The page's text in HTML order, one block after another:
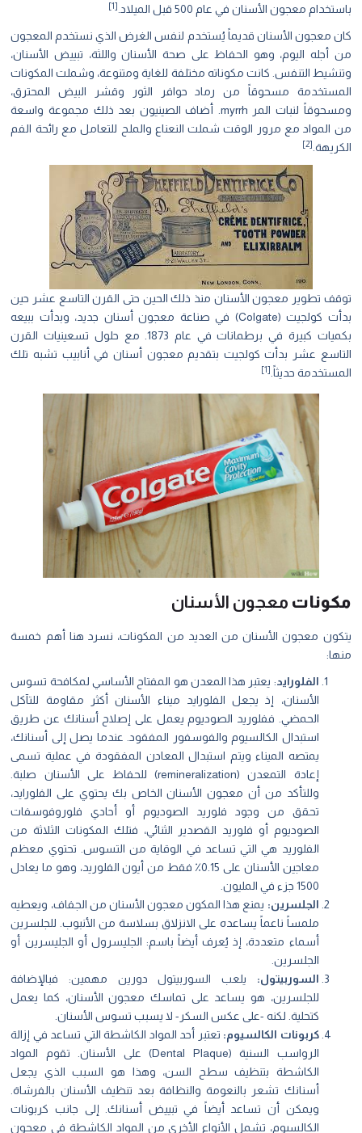
معجون الأسنان في عام 500 قبل الميلاد.
[1]
معجون الأسنان قديماً يُستخدم لنفس الغرض الذي نستخدم المعجون
أجله اليوم، وهو الحفاظ على صحة الأسنان واللثة، تبييض الأسنان،
التنفس. كانت مكوناته مختلفة للغاية ومتنوعة، وشملت المكونات
مسحوقاً من رماد حوافر الثور وقشر البيض المحترق،
ومسحوقاً لنبات المر myrrh. أضاف الصينيون بعد ذلك مجموعة واسعة
المواد مع مرور الوقت شملت النعناع والملح للتعامل مع رائحة الفم
[2]
تطوير معجون الأسنان منذ ذلك الحين حتى القرن التاسع عشر حين
بدأت كولجيت (Colgate) في صناعة معجون أسنان جديد، وبدأت ببيعه
بكميات كبيرة في برطمانات في عام 1873. مع حلول تسعينيات القرن
عشر بدأت كولجيت بتقديم معجون أسنان في أنابيب تشبه تلك
حديثاً.[1]
معجون الأسنان
معجون الأسنان من العديد من المكونات، نسرد هنا أهم خمسة
الفلورايد: يعتبر هذا المعدن هو المفتاح الأساسي لمكافحة تسوس
الأسنان، إذ يجعل الفلورايد ميناء الأسنان أكثر مقاومة للتآكل
الحمضي. ففلوريد الصوديوم يعمل على إصلاح أسنانك عن طريق
استبدال الكالسيوم والفوسفور المفقود. عندما يصل إلى أسنانك،
يمتصه الميناء ويتم استبدال المعادن المفقودة في عملية تسمى
إعادة التمعدن (remineralization) للحفاظ على الأسنان صلبة.
وللتأكد من أن معجون الأسنان الخاص بك يحتوي على الفلورايد،
تحقق من وجود فلوريد الصوديوم أو أحادي فلوروفوسفات
الصوديوم أو فلوريد القصدير الثنائي، فتلك المكونات الثلاثة من
الفلوريد هي التي تساعد في الوقاية من التسوس. تحتوي معظم
معاجين الأسنان على 0.15٪ فقط من أيون الفلوريد، وهو ما يعادل
1500 جزء في المليون.
الجلسرين:يمنع هذا المكون معجون الأسنان من الجفاف، ويعطيه
ملمساً ناعماً يساعده على الانزلاق بسلاسة من الأنبوب. للجلسرين
أسماء متعددة، إذ يُعرف أيضاً باسم: الجليسرول أو الجليسرين أو
الجلسرين.
السوربيتول:يلعب السوربيتول دورين مهمين: فبالإضافة
للجلسرين، هو يساعد على تماسك معجون الأسنان، كما يعمل
كتحلية. لكنه -على عكس السكر- لا يسبب تسوس الأسنان.
كربونات الكالسيوم:تعتبر أحد المواد الكاشطة التي تساعد في إزالة
الرواسب السنية (Dental Plaque) على الأسنان. تقوم المواد
الكاشطة بتنظيف سطح السن، وهذا هو السبب الذي يجعل
أسنانك تشعر بالنعومة والنظافة بعد تنظيف الأسنان بالفرشاة.
ويمكن أن تساعد أيضاً في تبييض أسنانك. إلى جانب كربونات
الكالسيوم، تشمل الأنواع الأخرى من المواد الكاشطة في معجون